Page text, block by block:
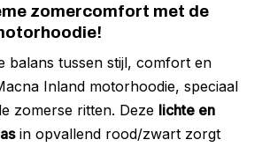
zomercomfort met de
balans tussen stijl, comfort en
Inland motorhoodie, speciaal
zomerse ritten. Deze lichte en
in opvallend rood/zwart zorgt